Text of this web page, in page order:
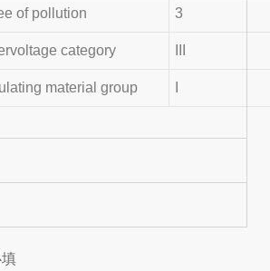
of pollution 3
category
material group